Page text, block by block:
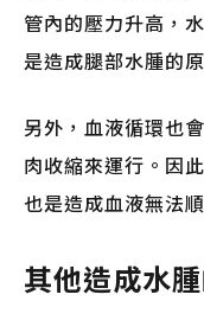
管內的壓力升高，
是造成腿部水腫的
另外，血液循環也
肉收縮來運行。因
也是造成血液無法
其他造成水